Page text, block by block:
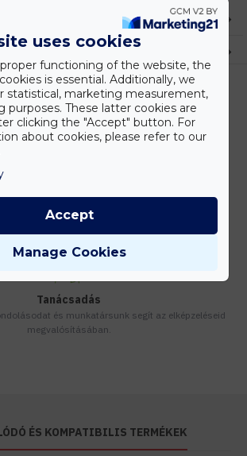
Kedvezmények
és megadjuk a legjobb gyártói árakat.
Gyors kiszállítás
Tanácsadás
és munkatársunk segít az elképzeléseid
megvalósításában.
ÉS KOMPATIBILIS TERMÉKEK
uses cookies
functioning of the website, the
is essential. Additionally, we
statistical, marketing measurement,
purposes. These latter cookies are
clicking the "Accept" button. For
about cookies, please refer to our
Manage Cookies
Accept